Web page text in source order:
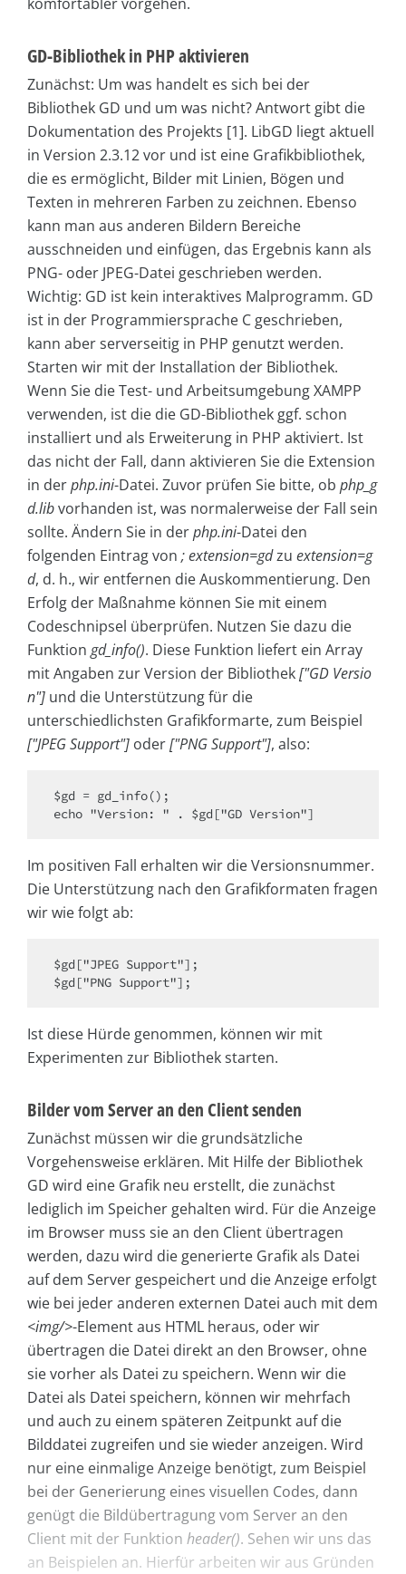
GD-Bibliothek in PHP aktivieren
Zunächst: Um was handelt es sich bei der
Bibliothek GD und um was nicht? Antwort gibt die
Dokumentation des Projekts [1]. LibGD liegt aktuell
in Version 2.3.12 vor und ist eine Grafikbibliothek,
die es ermöglicht, Bilder mit Linien, Bögen und
Texten in mehreren Farben zu zeichnen. Ebenso
kann man aus anderen Bildern Bereiche
ausschneiden und einfügen, das Ergebnis kann als
PNG- oder JPEG-Datei geschrieben werden.
Wichtig: GD ist kein interaktives Malprogramm. GD
ist in der Programmiersprache C geschrieben,
kann aber serverseitig in PHP genutzt werden.
Starten wir mit der Installation der Bibliothek.
Wenn Sie die Test- und Arbeitsumgebung XAMPP
verwenden, ist die die GD-Bibliothek ggf. schon
installiert und als Erweiterung in PHP aktiviert. Ist
das nicht der Fall, dann aktivieren Sie die Extension
in derphp.ini-Datei. Zuvor prüfen Sie bitte, ob php_g
d.libvorhanden ist, was normalerweise der Fall sein
sollte. Ändern Sie in derphp.ini-Datei den
folgenden Eintrag von ; extension=gdzu extension=g
d, d. h., wir entfernen die Auskommentierung. Den
Erfolg der Maßnahme können Sie mit einem
Codeschnipsel überprüfen. Nutzen Sie dazu die
Funktion gd_info(). Diese Funktion liefert ein Array
mit Angaben zur Version der Bibliothek["GD Versio
n"] und die Unterstützung für die
unterschiedlichsten Grafikformarte, zum Beispiel
["JPEG Support"] oder["PNG Support"], also:
$gd = gd_info();
echo "Version: " . $gd["GD Version"]
Im positiven Fall erhalten wir die Versionsnummer.
Die Unterstützung nach den Grafikformaten fragen
wir wie folgt ab:
$gd["JPEG Support"];
$gd["PNG Support"];
Ist diese Hürde genommen, können wir mit
Experimenten zur Bibliothek starten.
Bilder vom Server an den Client senden
Zunächst müssen wir die grundsätzliche
Vorgehensweise erklären. Mit Hilfe der Bibliothek
GD wird eine Grafik neu erstellt, die zunächst
lediglich im Speicher gehalten wird. Für die Anzeige
im Browser muss sie an den Client übertragen
werden, dazu wird die generierte Grafik als Datei
auf dem Server gespeichert und die Anzeige erfolgt
wie bei jeder anderen externen Datei auch mit dem
<img/>-Element aus HTML heraus, oder wir
übertragen die Datei direkt an den Browser, ohne
sie vorher als Datei zu speichern. Wenn wir die
Datei als Datei speichern, können wir mehrfach
und auch zu einem späteren Zeitpunkt auf die
Bilddatei zugreifen und sie wieder anzeigen. Wird
nur eine einmalige Anzeige benötigt, zum Beispiel
bei der Generierung eines visuellen Codes, dann
genügt die Bildübertragung vom Server an den
Client mit der Funktion header(). Sehen wir uns das
an Beispielen an. Hierfür arbeiten wir aus Gründen